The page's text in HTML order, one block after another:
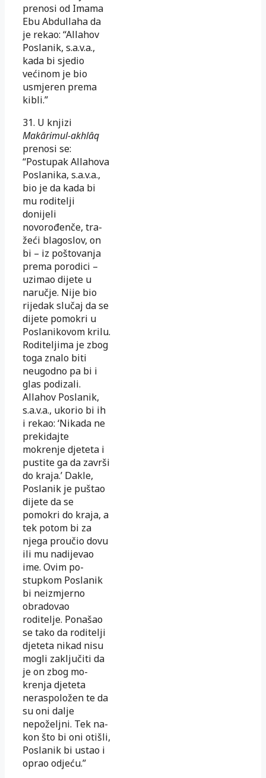
prenosi od Imama
Ebu Abdullaha da
je rekao: “Allahov
Poslanik, s.a.v.a.,
kada bi sjedio
većinom je bio
usmjeren prema
kibli.”
31. U knjizi
Makârimul-akhlâq
prenosi se:
“Postupak Allahova
Posla­ni­ka, s.a.v.a.,
bio je da kada bi
mu roditelji
donijeli
novorođenče, tra­
žeći blagoslov, on
bi – iz poštovanja
prema porodici –
uzimao di­jete u
naručje. Nije bio
rijedak slučaj da se
dijete pomokri u
Po­sla­nikovom krilu.
Roditeljima je zbog
toga znalo biti
neugodno pa bi i
glas podizali.
Allahov Poslanik,
s.a.v.a., ukorio bi ih
i rekao: ‘Ni­kada ne
prekidajte
mokrenje djeteta i
pustite ga da završi
do kra­ja.’ Dakle,
Poslanik je puštao
dijete da se
pomokri do kraja, a
tek potom bi za
njega proučio dovu
ili mu nadijevao
ime. Ovim po­
stupkom Poslanik
bi neizmjerno
obradovao
roditelje. Ponašao
se tako da roditelji
djeteta nikad nisu
mogli zaključiti da
je on zbog mo­
krenja djeteta
neraspoložen te da
su oni dalje
nepoželjni. Tek na­
kon što bi oni otišli,
Poslanik bi ustao i
oprao odjeću.”